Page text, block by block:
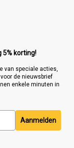
5% korting!
van speciale acties,
de nieuwsbrief
enkele minuten in
Aanmelden